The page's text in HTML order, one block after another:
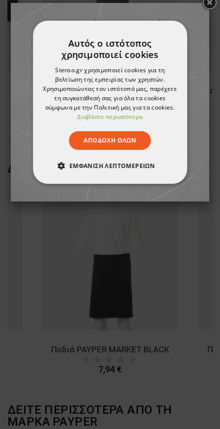
Ποδιά PAYPER BOUTIQUE GREY
8,18 €
ΔΕΊΤΕ ΠΕΡΙΣΣΌΤΕΡΑ
Ποδιά PAYPER MARKET BLACK
7,94 €
ΔΕΙΤΕ ΠΕΡΙΣΣΟΤΕΡΑ ΑΠΟ ΤΗ
ΜΑΡΚΑ PAYPER
Αυτός ο ιστότοπος
χρησιμοποιεί cookies
Stenso.gr χρησιμοποιεί cookies για τη
βελτίωση της εμπειρίας των χρηστών.
Χρησιμοποιώντας τον ιστότοπό μας, παρέχετε
τη συγκατάθεσή σας για όλα τα cookies
σύμφωνα με την Πολιτική μας για τα cookies.
Διαβάστε περισσότερα
ΑΠΟΔΟΧΉ ΌΛΩΝ
ΕΜΦΆΝΙΣΗ ΛΕΠΤΟΜΕΡΕΙΏΝ
ΑΠΟΛΎΤΩΣ ΑΠΑΡΑΊΤΗΤΑ
ΜΗ ΤΑΞΙΝΟΜΗΜΈΝΑ